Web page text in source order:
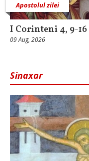
Apostolul zilei
I Corinteni 4, 9-16
09 Aug, 2026
Sinaxar